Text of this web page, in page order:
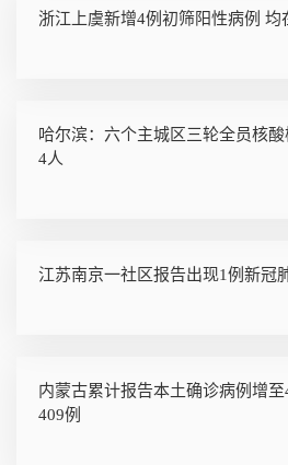
浙江上虞新增4例初筛阳性病例
哈尔滨：六个主城区三轮全员核
4人
江苏南京一社区报告出现1例新冠
内蒙古累计报告本土确诊病例增
409例